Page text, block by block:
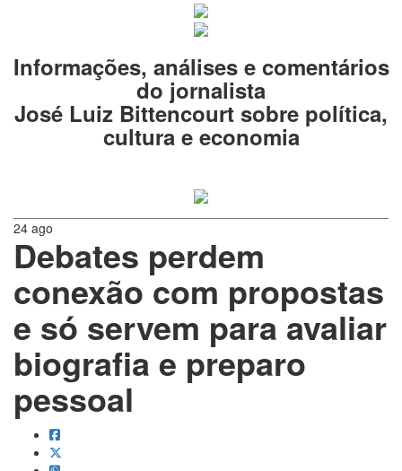
Informações, análises e comentários
do jornalista
José Luiz Bittencourt sobre política,
cultura e economia
24 ago
Debates perdem
conexão com propostas
e só servem para avaliar
biografia e preparo
pessoal